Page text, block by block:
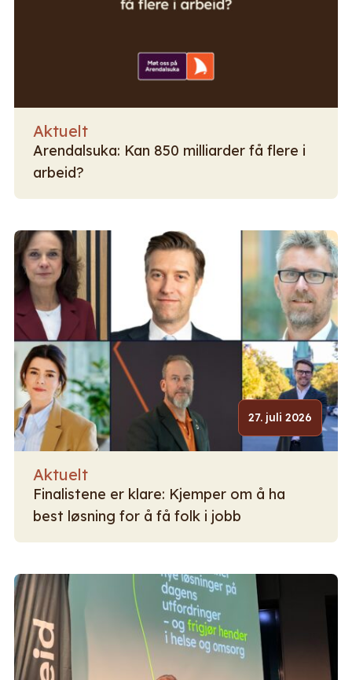
Aktuelt
Arendalsuka: Kan 850 milliarder få flere i
arbeid?
Aktuelt
27. juli 2026
Finalistene er klare: Kjemper om å ha
best løsning for å få folk i jobb